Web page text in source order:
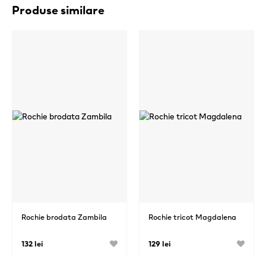
Produse similare
Rochie brodata Zambila
132 lei
Rochie tricot Magdalena
129 lei